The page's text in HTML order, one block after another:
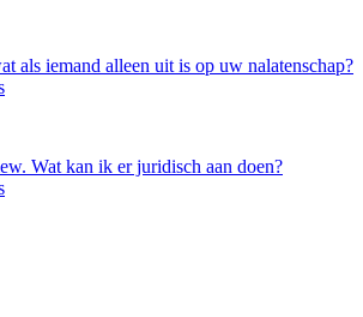
als iemand alleen uit is op uw nalatenschap?
Wat kan ik er juridisch aan doen?